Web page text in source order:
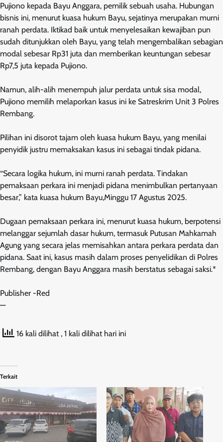
Pujiono kepada Bayu Anggara, pemilik sebuah usaha. Hubungan
bisnis ini, menurut kuasa hukum Bayu, sejatinya merupakan murni
ranah perdata. Iktikad baik untuk menyelesaikan kewajiban pun
sudah ditunjukkan oleh Bayu, yang telah mengembalikan sebagian
modal sebesar Rp31 juta dan memberikan keuntungan sebesar
Rp7,5 juta kepada Pujiono.
Namun, alih-alih menempuh jalur perdata untuk sisa modal,
Pujiono memilih melaporkan kasus ini ke Satreskrim Unit 3 Polres
Rembang.
Pilihan ini disorot tajam oleh kuasa hukum Bayu, yang menilai
penyidik justru memaksakan kasus ini sebagai tindak pidana.
“Secara logika hukum, ini murni ranah perdata. Tindakan
pemaksaan perkara ini menjadi pidana menimbulkan pertanyaan
besar,” kata kuasa hukum Bayu,Minggu 17 Agustus 2025.
Dugaan pemaksaan perkara ini, menurut kuasa hukum, berpotensi
melanggar sejumlah dasar hukum, termasuk Putusan Mahkamah
Agung yang secara jelas memisahkan antara perkara perdata dan
pidana. Saat ini, kasus masih dalam proses penyelidikan di Polres
Rembang, dengan Bayu Anggara masih berstatus sebagai saksi.*
Publisher -Red
—
16 kali dilihat , 1 kali dilihat hari ini
Terkait